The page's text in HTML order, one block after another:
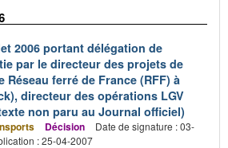
2006 portant délégation de
par le directeur des projets de
Réseau ferré de France (RFF) à
directeur des opérations LGV
non paru au Journal officiel)
Décision
Date de signature : 03-
: 25-04-2007